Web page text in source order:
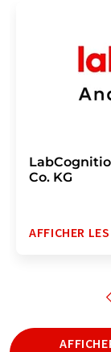
Co. KG
AFFICHER